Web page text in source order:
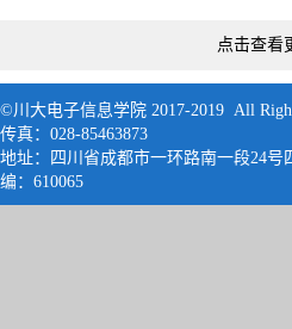
点击查看
©川大电子信息学院 2017-2019 All Right
传真：028-85463873
地址：四川省成都市一环路南一段24
编：610065